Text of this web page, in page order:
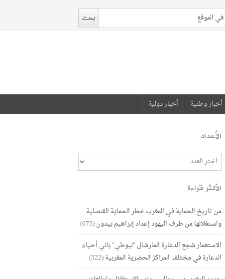
أخبار وطنية أخبار دولية
الأعداد
الأكثر قراءة
من تاريخ الحماية في المغرب خطر الحماية القنصلية
واستغلالها من طرف اليهود إعداد إبراهيم بيدون(675)
الاستعمار شجع الدعارة المارشال "ليوطي" باني أحياء
الدعارة في مختلف المراكز الحضرية المغربية(522)